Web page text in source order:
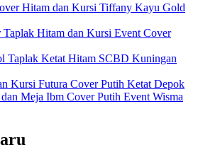
Hitam dan Kursi Tiffany Kayu Gold
Taplak Hitam dan Kursi Event Cover
Taplak Ketat Hitam SCBD Kuningan
Kursi Futura Cover Putih Ketat Depok
Meja Ibm Cover Putih Event Wisma